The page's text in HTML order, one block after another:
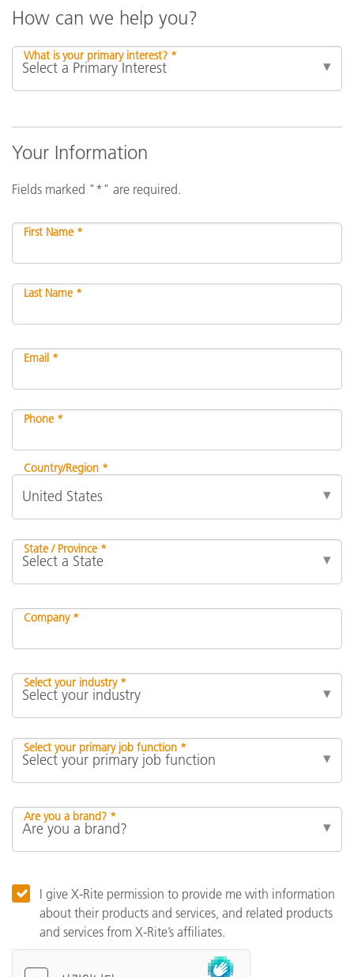
How can we help you?
What is your primary interest? *
Your Information
Fields marked "*" are required.
First Name *
Last Name *
Email *
Phone *
Country/Region *
State / Province *
Company *
Select your industry *
Select your primary job function *
Are you a brand? *
I give X-Rite permission to provide me with information
about their products and services, and related products
and services from X-Rite’s affiliates.